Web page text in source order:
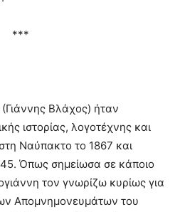
***
Βλάχος) ήταν
ιστορίας, λογοτέχνης και
Ναύπακτο το 1867 και
Όπως σημείωσα σε κάποιο
τον γνωρίζω κυρίως για
Απομνημονευμάτων του